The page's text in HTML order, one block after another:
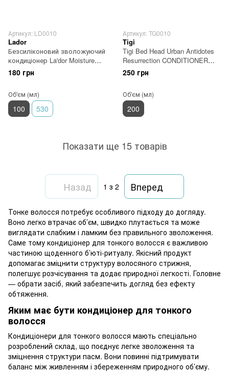
Артикул: LD0010
Lador
Безсиліконовий зволожуючий
кондиціонер La'dor Moisture
Balancing Conditioner 100 мл
180 грн
Об'єм (мл)
100 530
Артикул: TG0010
Tigi
Tigi Bed Head Urban Antidotes
Resurrection CONDITIONER
кондиціонер для тонкого та
ослабленого волосся 200 мл
250 грн
Об'єм (мл)
200
Показати ще 15 товарів
Назад 1 з 2 Вперед
Тонке волосся потребує особливого підходу до догляду.
Воно легко втрачає об’єм, швидко плутається та може
виглядати слабким і ламким без правильного зволоження.
Саме тому кондиціонер для тонкого волосся є важливою
частиною щоденного б’юті-ритуалу. Якісний продукт
допомагає зміцнити структуру волосяного стрижня,
полегшує розчісування та додає природної легкості. Головне
— обрати засіб, який забезпечить догляд без ефекту
обтяження.
Яким має бути кондиціонер для тонкого
волосся
Кондиціонери для тонкого волосся мають спеціально
розроблений склад, що поєднує легке зволоження та
зміцнення структури пасм. Вони повинні підтримувати
баланс між живленням і збереженням природного об’єму.